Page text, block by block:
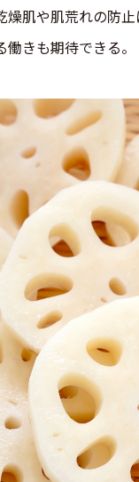
肌や肌荒れの防
きも期待できる。